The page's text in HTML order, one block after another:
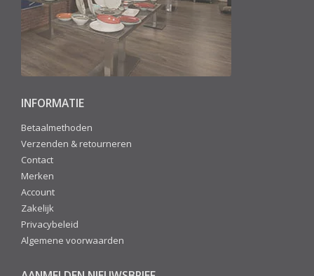
INFORMATIE
Betaalmethoden
Verzenden & retourneren
Contact
Merken
Account
Zakelijk
Privacybeleid
Algemene voorwaarden